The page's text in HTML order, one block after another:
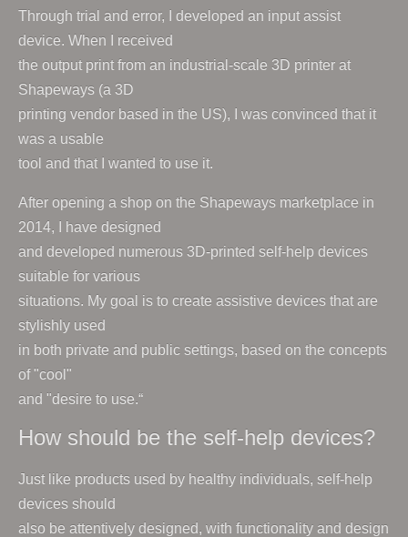
Through trial and error, I developed an input assist
device. When I received
the output print from an industrial-scale 3D printer at
Shapeways (a 3D
printing vendor based in the US), I was convinced that it
was a usable
tool and that I wanted to use it.
After opening a shop on the Shapeways marketplace in
2014, I have designed
and developed numerous 3D-printed self-help devices
suitable for various
situations. My goal is to create assistive devices that are
stylishly used
in both private and public settings, based on the concepts
of "cool"
and "desire to use.“
How should be the self-help devices?
Just like products used by healthy individuals, self-help
devices should
also be attentively designed, with functionality and design